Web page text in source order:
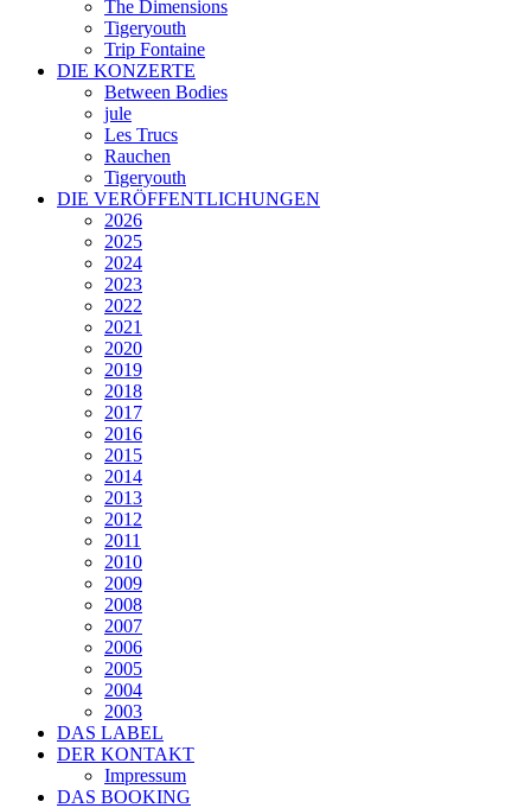
The Dimensions
Tigeryouth
Trip Fontaine
DIE KONZERTE
Between Bodies
jule
Les Trucs
Rauchen
Tigeryouth
DIE VERÖFFENTLICHUNGEN
2026
2025
2024
2023
2022
2021
2020
2019
2018
2017
2016
2015
2014
2013
2012
2011
2010
2009
2008
2007
2006
2005
2004
2003
DAS LABEL
DER KONTAKT
Impressum
DAS BOOKING